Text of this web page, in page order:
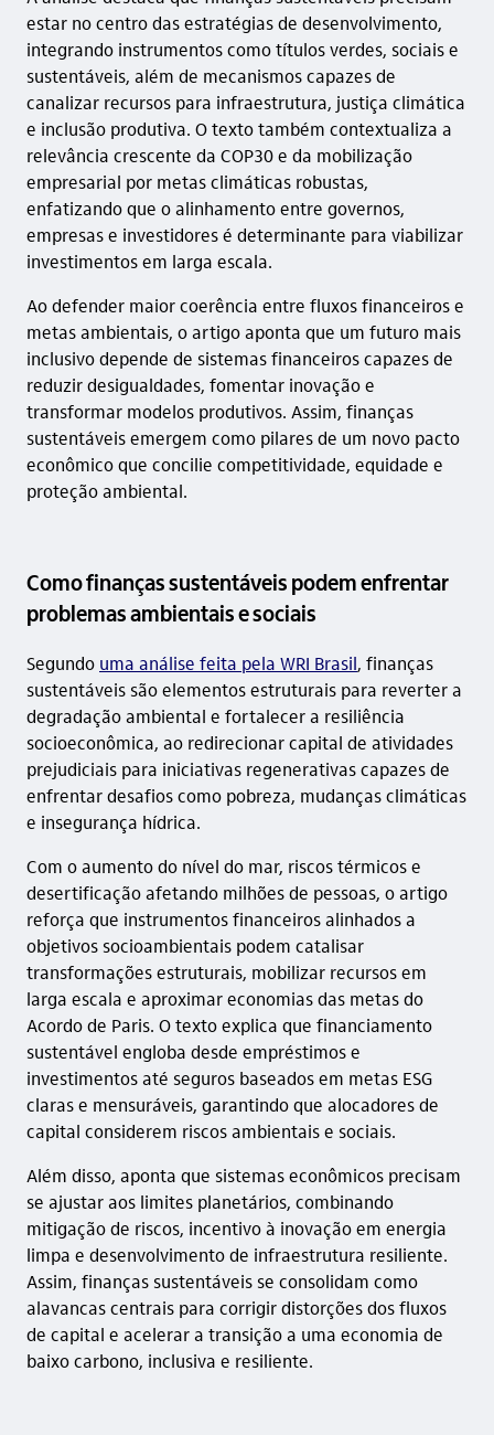
estar no centro das estratégias de desenvolvimento,
integrando instrumentos como títulos verdes, sociais e
sustentáveis, além de mecanismos capazes de
canalizar recursos para infraestrutura, justiça climática
e inclusão produtiva. O texto também contextualiza a
relevância crescente da COP30 e da mobilização
empresarial por metas climáticas robustas,
enfatizando que o alinhamento entre governos,
empresas e investidores é determinante para viabilizar
investimentos em larga escala.
Ao defender maior coerência entre fluxos financeiros e
metas ambientais, o artigo aponta que um futuro mais
inclusivo depende de sistemas financeiros capazes de
reduzir desigualdades, fomentar inovação e
transformar modelos produtivos. Assim, finanças
sustentáveis emergem como pilares de um novo pacto
econômico que concilie competitividade, equidade e
proteção ambiental.
Como finanças sustentáveis podem enfrentar
problemas ambientais e sociais
Segundo uma análise feita pela WRI Brasil, finanças
sustentáveis são elementos estruturais para reverter a
degradação ambiental e fortalecer a resiliência
socioeconômica, ao redirecionar capital de atividades
prejudiciais para iniciativas regenerativas capazes de
enfrentar desafios como pobreza, mudanças climáticas
e insegurança hídrica.
Com o aumento do nível do mar, riscos térmicos e
desertificação afetando milhões de pessoas, o artigo
reforça que instrumentos financeiros alinhados a
objetivos socioambientais podem catalisar
transformações estruturais, mobilizar recursos em
larga escala e aproximar economias das metas do
Acordo de Paris. O texto explica que financiamento
sustentável engloba desde empréstimos e
investimentos até seguros baseados em metas ESG
claras e mensuráveis, garantindo que alocadores de
capital considerem riscos ambientais e sociais.
Além disso, aponta que sistemas econômicos precisam
se ajustar aos limites planetários, combinando
mitigação de riscos, incentivo à inovação em energia
limpa e desenvolvimento de infraestrutura resiliente.
Assim, finanças sustentáveis se consolidam como
alavancas centrais para corrigir distorções dos fluxos
de capital e acelerar a transição a uma economia de
baixo carbono, inclusiva e resiliente.